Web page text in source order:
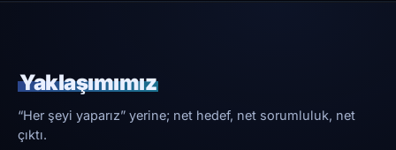
Yaklaşımımız
“Her şeyi yaparız” yerine; net hedef, net sorumluluk, net
çıktı.